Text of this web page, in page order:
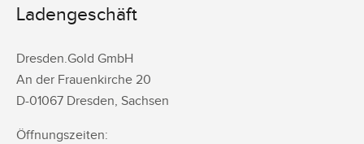
Ladengeschäft
Dresden.Gold GmbH
An der Frauenkirche 20
D-01067 Dresden, Sachsen
Öffnungszeiten: